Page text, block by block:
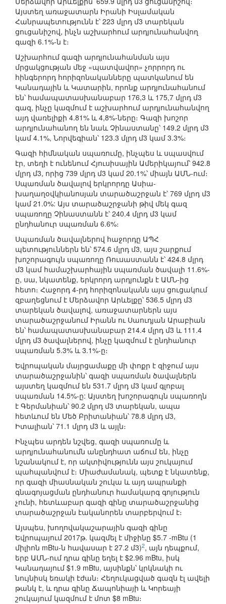
Այստեղ առաջատարն Իրանի Իսլամական
Հանրապետությունն է՝ 223 մլրդ մ3 տարեկան
ցուցանիշով, ինչն աշխարհում արդյունահանվող
գազի 6.1%-ն է։
Աշխարհում գազի արդյունահանման այս
մրցակցության մեջ «պատվավոր» չորրորդ ու
հինգերորդ հորիզոնականները պատկանում են
Կանադային և Կատարին, որոնք արդյունահանում
են՝ համապատասխանաբար 176,3 և 175,7 մլրդ մ3
գազ, ինչը կազմում է աշխարհում արդյունահանվող
այդ վառելիքի 4.81% և 4,8%-ները։ Գազի խոշոր
արդյունահանող են նաև Չինաստանը՝ 149.2 մլրդ մ3
կամ 4.1%, Նորվեգիան՝ 123.3 մլրդ մ3 կամ 3.3%։
Գազի հիմնական սպառումը, ինչպես և սպասվում
էր, տեղի է ունենում Հյուսիսային Ամերիկայում՝ 942.8
մլրդ մ3, որից 739 մլրդ մ3 կամ 20.1%՝ միայն ԱՄՆ-ում։
Սպառման ծավալով երկրորդը Ասիա-
խաղաղօվկիանոսյան տարածաշրջան է՝ 769 մլրդ մ3
կամ 21.0%: Այս տարածաշրջանի թիվ մեկ գազ
սպառողը Չինաստանն է՝ 240.4 մլրդ մ3 կամ
ընդհանուր սպառման 6.6%։
Սպառման ծավալներով հաջորդը ԱՊՀ
պետություններն են՝ 574.6 մլրդ մ3, այս շարքում
խոշորագույն սպառողը Ռուսաստանն է՝ 424.8 մլրդ
մ3 կամ համաշխարհային սպառման ծավալի 11.6%-
ը, սա, նկատենք, երկրորդ արդյունքն է ԱՄՆ-ից
հետո։ Հաջորդ 4-րդ հորիզոնականն այս ցուցակում
զբաղեցնում է Մերձավոր Արևելքը՝ 536.5 մլրդ մ3
տարեկան ծավալով, առաջատարներն այս
տարածաշրջանում Իրանն ու Սաուդյան Արաբիան
են՝ համապատասխանաբար 214.4 մլրդ մ3 և 111.4
մլրդ մ3 ծավալներով, ինչը կազմում է ընդհանուր
սպառման 5.3% և 3.1%-ը։
Եվրոպական մայրցամաքը մի փոքր է զիջում այս
տարածաշրջանին՝ գազի սպառման ծավալներն
այստեղ կազմում են 531.7 մլրդ մ3 կամ գլոբալ
սպառման 14.5%-ը: Այստեղ խոշորագույն սպառողն
է Գերմանիան՝ 90.2 մլրդ մ3 տարեկան, ապա
հետևում են Մեծ Բրիտանիան՝ 78.8 մլրդ մ3,
Իտալիան՝ 71.1 մլրդ մ3 և այլն։
Ինչպես արդեն նշվեց, գազի սպառումը և
արդյունահանումն անընդհատ աճում են, ինչը
նշանակում է, որ ակտիվությունն այս շուկայում
պահպանվում է։ Միաժամանակ, պետք է նկատենք,
որ գազի միասնական շուկա և այդ ապրանքի
գնագոյացման ընդհանուր համակարգ գոյություն
չունի, հետևաբար գազի գինը տարածաշրջանից
տարածաշրջան էականորեն տարբերվում է։
Այսպես, խողովակաշարային գազի գինը
Եվրոպայում 2017թ. կազմել է միջինը $5.7 -mBtu (1
միլիոն mBtu-ն հավասար է 27.2 մ3)2, այն դեպքում,
երբ ԱՄՆ-ում դրա գինը եղել է $2.96 mBtu, իսկ
Կանադայում $1.9 mBtu, այսինքն՝ կրկնակի ու
նույնիսկ եռակի էժան։ Հեղուկացված գազն էլ ավելի
թանկ է, և դրա գինը Ճապոնիայի և Կորեայի
շուկայում կազմում է մոտ $8 mBtu։